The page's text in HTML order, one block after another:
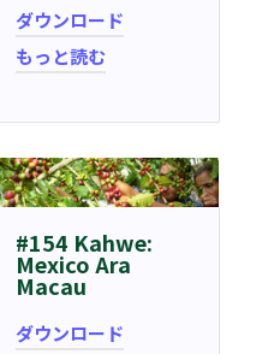
ダウンロード
もっと読む
#154 Kahwe:
Mexico Ara
Macau
ダウンロード